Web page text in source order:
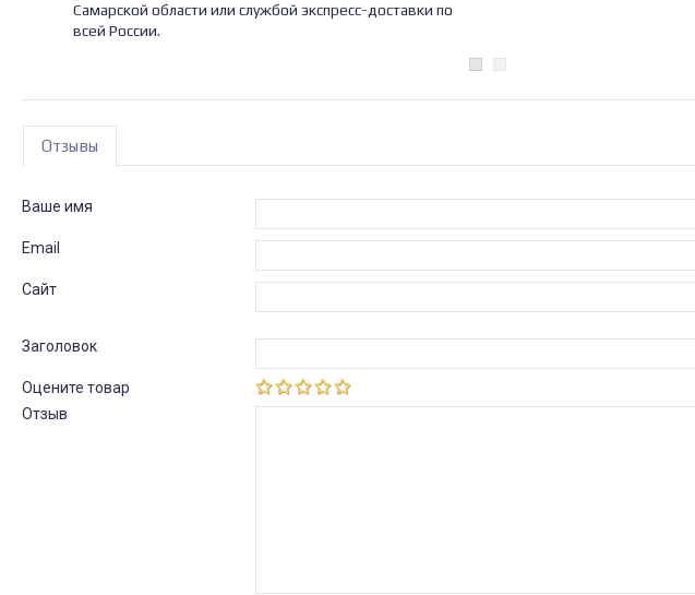
Самарской области или службой экспресс-доставки по
всей России.
Отзывы
Ваше имя
Email
Сайт
Заголовок
Оцените товар
Отзыв